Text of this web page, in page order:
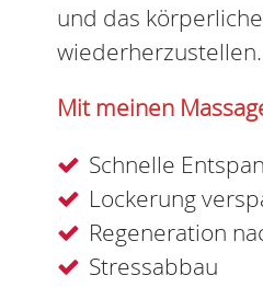
und das
wiederherzustellen.
Mit meinen
Schnelle
Lockerung
Regeneration
Stressabbau